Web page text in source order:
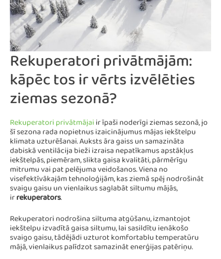
Rekuperatori privātmājām:
kāpēc tos ir vērts izvēlēties
ziemas sezonā?
Rekuperatori privātmājaiir īpaši noderīgi ziemas sezonā, jo
šī sezona rada nopietnus izaicinājumus mājas iekštelpu
klimata uzturēšanai. Auksts āra gaiss un samazināta
dabiskā ventilācija bieži izraisa nepatīkamus apstākļus
iekštelpās, piemēram, slikta gaisa kvalitāti, pārmērīgu
mitrumu vai pat pelējuma veidošanos. Viena no
visefektīvākajām tehnoloģijām, kas ziemā spēj nodrošināt
svaigu gaisu un vienlaikus saglabāt siltumu mājās,
irrekuperators.
Rekuperatori nodrošina siltuma atgūšanu, izmantojot
iekštelpu izvadītā gaisa siltumu, lai sasildītu ienākošo
svaigo gaisu, tādējādi uzturot komfortablu temperatūru
mājā, vienlaikus palīdzot samazināt enerģijas patēriņu.